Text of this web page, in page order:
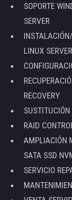
SOPORTE
SERVER
LINUX SERVER
RECOVERY
RAID
AMPLIACIÓN
SATA SSD
SERVICIO